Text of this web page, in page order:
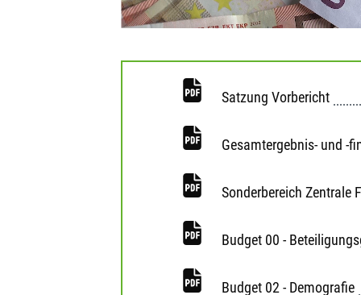
Satzung Vorbericht
Gesamtergebnis- und -
Sonderbereich Zentrale
Budget 00 -
Budget 02 - Demografie